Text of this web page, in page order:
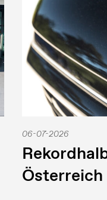
06-07-2026
Österreich